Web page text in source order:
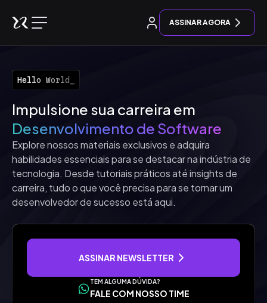
Entrar
ASSINAR AGORA
Hello World_
Impulsione sua carreira em
Desenvolvimento de Software
Explore nossos materiais exclusivos e adquira
habilidades essenciais para se destacar na indústria de
tecnologia. Desde tutoriais práticos até insights de
carreira, tudo o que você precisa para se tornar um
desenvolvedor de sucesso está aqui.
ASSINAR NEWSLETTER
TEM ALGUMA DÚVIDA?
FALE COM NOSSO TIME